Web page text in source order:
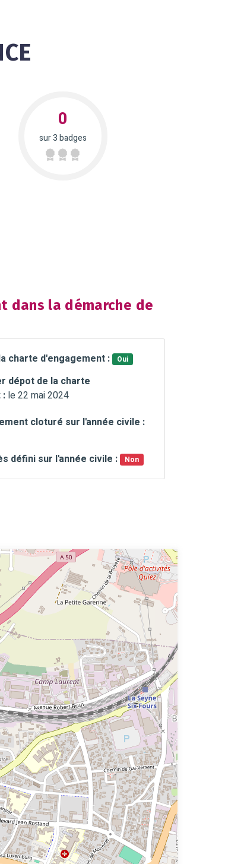
0
sur 3 badges
dans la démarche de
charte d'engagement : Oui
dépot de la charte
: le 22 mai 2024
cloturé sur l'année civile :
défini sur l'année civile : Non